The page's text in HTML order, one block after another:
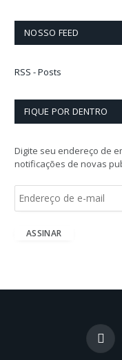
NOSSO FEED
RSS - Posts
FIQUE POR DENTRO
Digite seu endereço de
notificações de novas
ASSINAR